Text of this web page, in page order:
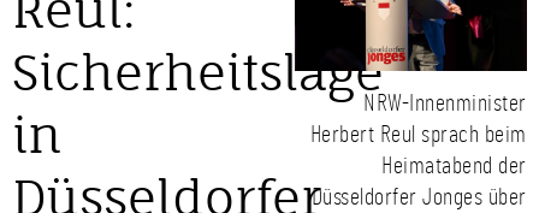
Sicherheitslage
in
Düsseldorfer
NRW-Innenminister
Herbert Reul sprach beim
Heimatabend der
Düsseldorfer Jonges über